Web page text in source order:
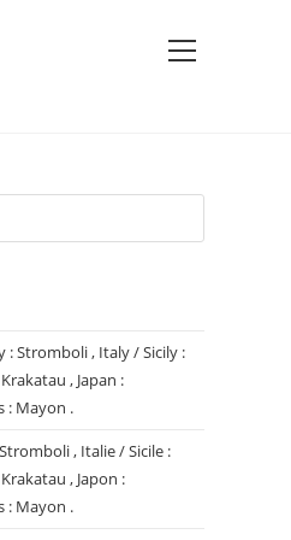
View
: Stromboli , Italy / Sicily :
, Japan :
: Mayon .
, Italie / Sicile :
, Japon :
: Mayon .